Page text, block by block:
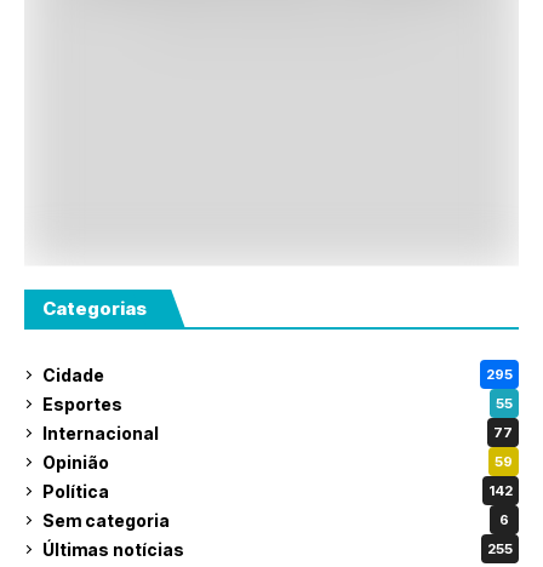
Categorias
Cidade 295
Esportes 55
Internacional 77
Opinião 59
Política 142
Sem categoria 6
Últimas notícias 255